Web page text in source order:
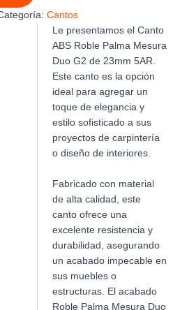
Cantos
Le presentamos el Canto
ABS Roble Palma Mesura
Duo G2 de 23mm 5AR.
Este canto es la opción
ideal para agregar un
toque de elegancia y
estilo sofisticado a sus
proyectos de carpintería
o diseño de interiores.
Fabricado con material
de alta calidad, este
canto ofrece una
excelente resistencia y
durabilidad, asegurando
un acabado impecable en
sus muebles o
estructuras. El acabado
Roble Palma Mesura Duo